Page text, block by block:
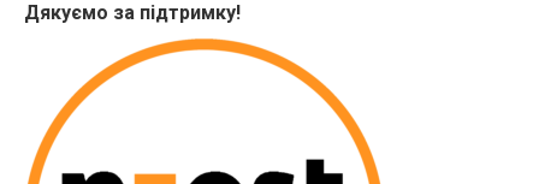
Дякуємо за підтримку!